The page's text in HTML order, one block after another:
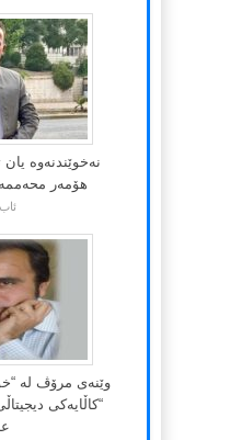
نەخوێندنەوە
هۆمەر
ئاب 8,
وێنەی مرۆڤ لە